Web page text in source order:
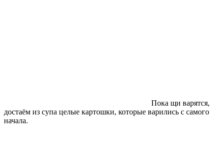
Пока щи варятся,
достаём из супа целые картошки, которые варились с самого
начала.